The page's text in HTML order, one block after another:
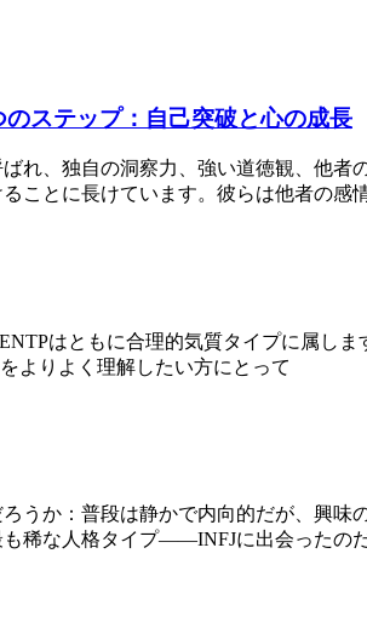
ステップ：自己突破と心の成長
れ、独自の洞察力、強い道徳観、他
ことに長けています。彼らは他者の感
はともに合理的気質タイプに属し
よりよく理解したい方にとって
うか：普段は静かで内向的だが、興
も稀な人格タイプ——INFJに出会ったの